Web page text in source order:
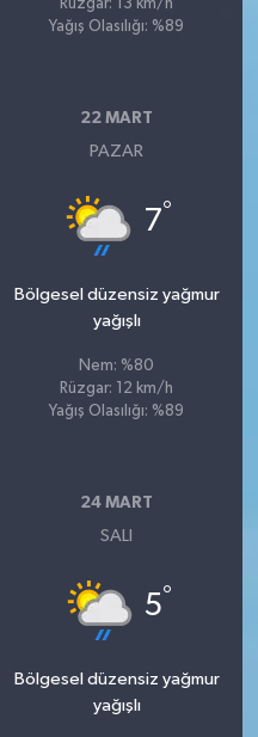
Rüzgar: 13 km/h
Yağış Olasılığı: %89
22 MART
PAZAR
7°
Bölgesel düzensiz yağmur
yağışlı
Nem: %80
Rüzgar: 12 km/h
Yağış Olasılığı: %89
24 MART
SALI
5°
Bölgesel düzensiz yağmur
yağışlı